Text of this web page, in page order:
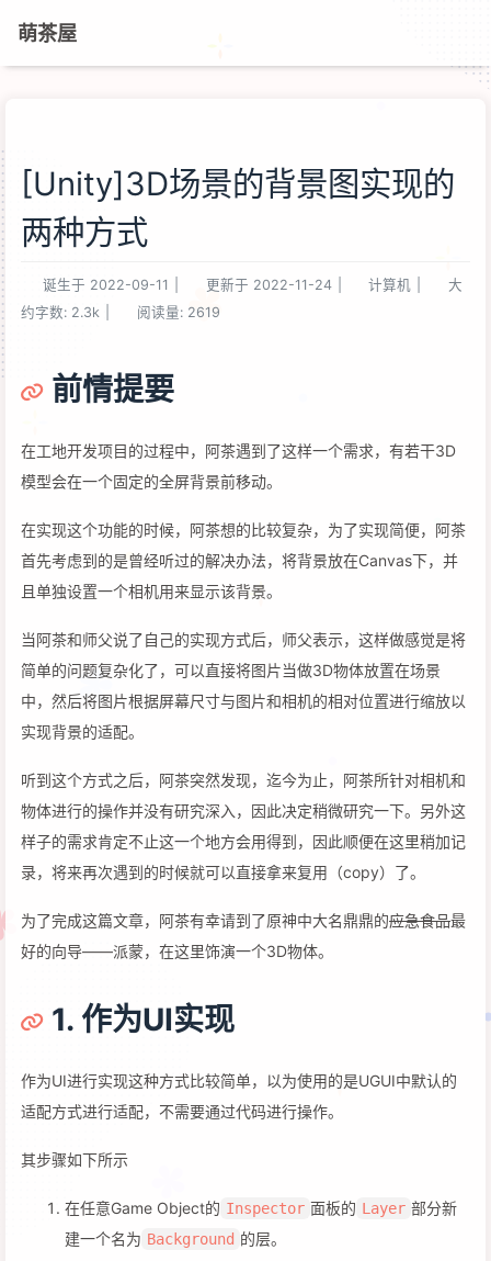
萌茶屋
[Unity]3D场景的背景图实现的
两种方式
诞生于 2022-09-11 更新于 2022-11-24 计算机
大
约字数: 2.3k 阅读量: 2619
前情提要
在工地开发项目的过程中，阿茶遇到了这样一个需求，有若干3D
模型会在一个固定的全屏背景前移动。
在实现这个功能的时候，阿茶想的比较复杂，为了实现简便，阿茶
首先考虑到的是曾经听过的解决办法，将背景放在Canvas下，并
且单独设置一个相机用来显示该背景。
当阿茶和师父说了自己的实现方式后，师父表示，这样做感觉是将
简单的问题复杂化了，可以直接将图片当做3D物体放置在场景
中，然后将图片根据屏幕尺寸与图片和相机的相对位置进行缩放以
实现背景的适配。
听到这个方式之后，阿茶突然发现，迄今为止，阿茶所针对相机和
物体进行的操作并没有研究深入，因此决定稍微研究一下。另外这
样子的需求肯定不止这一个地方会用得到，因此顺便在这里稍加记
录，将来再次遇到的时候就可以直接拿来复用（copy）了。
为了完成这篇文章，阿茶有幸请到了原神中大名鼎鼎的应急食品最
好的向导——派蒙，在这里饰演一个3D物体。
1. 作为UI实现
作为UI进行实现这种方式比较简单，以为使用的是UGUI中默认的
适配方式进行适配，不需要通过代码进行操作。
其步骤如下所示
在任意Game Object的 Inspector 面板的 Layer 部分新
建一个名为 Background 的层。